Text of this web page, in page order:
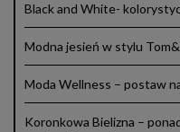
Black and White-
Modna jesień w stylu
Moda Wellness – postaw
Koronkowa Bielizna –